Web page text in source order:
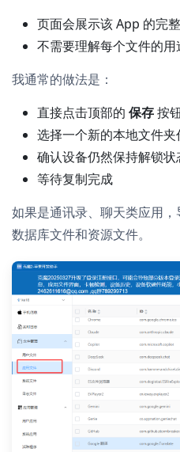
页面会展示该 App 的完
不需要理解每个文件的
我通常的做法是：
直接点击顶部的 保存按钮
选择一个新的本地文件
确认设备仍然保持解锁状
等待复制完成
如果是通讯录、聊天类应用
数据库文件和资源文件。